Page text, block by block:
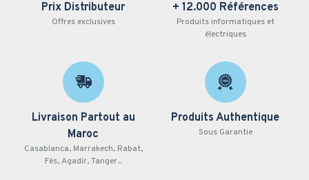
Prix Distributeur
Offres exclusives
+ 12.000 Références
Produits informatiques et
électriques
Livraison Partout au
Maroc
Casablanca, Marrakech, Rabat,
Fès, Agadir, Tanger...
Produits Authentique
Sous Garantie